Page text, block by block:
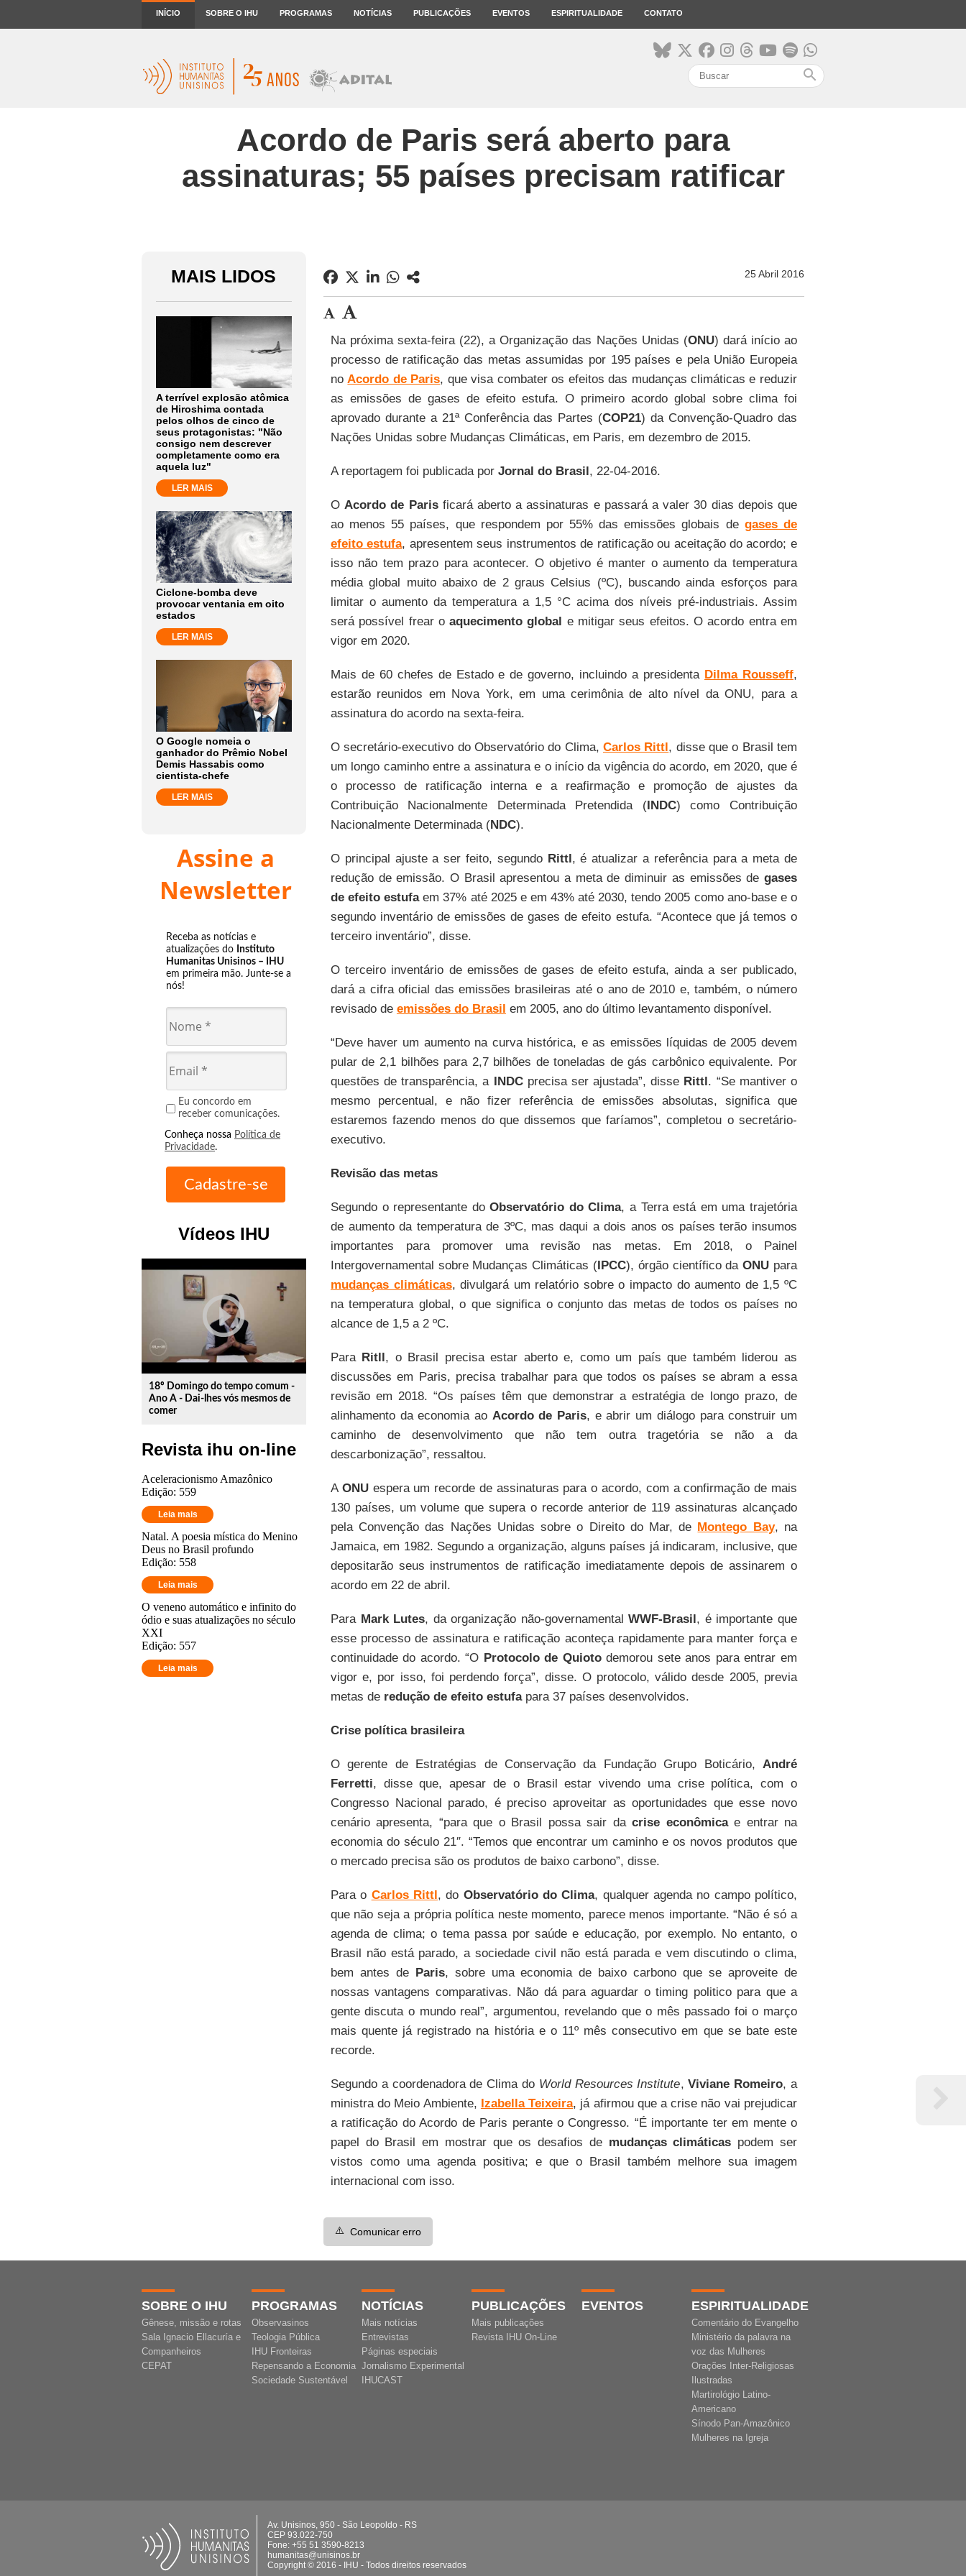
INÍCIO SOBRE O IHU PROGRAMAS NOTÍCIAS PUBLICAÇÕES EVENTOS ESPIRITUALIDADE CONTATO
search
Acordo de Paris será aberto para
assinaturas; 55 países precisam ratificar
MAIS LIDOS
A terrível explosão atômica
de Hiroshima contada
pelos olhos de cinco de
seus protagonistas: "Não
consigo nem descrever
completamente como era
aquela luz"
LER MAIS
Ciclone-bomba deve
provocar ventania em oito
estados
LER MAIS
O Google nomeia o
ganhador do Prêmio Nobel
Demis Hassabis como
cientista-chefe
LER MAIS
Assine a
Newsletter
Receba as notícias e
atualizações do Instituto
Humanitas Unisinos – IHU
em primeira mão. Junte-se a
nós!
Eu concordo em
receber comunicações.
Conheça nossa Política de
Privacidade.
Vídeos IHU
play_circle_outline
18º Domingo do tempo comum -
Ano A - Dai-lhes vós mesmos de
comer
Revista ihu on-line
Aceleracionismo Amazônico
Edição: 559
Leia mais
Natal. A poesia mística do Menino
Deus no Brasil profundo
Edição: 558
Leia mais
O veneno automático e infinito do
ódio e suas atualizações no século
XXI
Edição: 557
Leia mais
25 Abril 2016
Na próxima sexta-feira (22), a Organização das Nações Unidas (ONU) dará início ao
processo de ratificação das metas assumidas por 195 países e pela União Europeia
noAcordo de Paris, que visa combater os efeitos das mudanças climáticas e reduzir
as emissões de gases de efeito estufa. O primeiro acordo global sobre clima foi
aprovado durante a 21ª Conferência das Partes (COP21) da Convenção-Quadro das
Nações Unidas sobre Mudanças Climáticas, em Paris, em dezembro de 2015.
A reportagem foi publicada por Jornal do Brasil, 22-04-2016.
OAcordo de Parisficará aberto a assinaturas e passará a valer 30 dias depois que
ao menos 55 países, que respondem por 55% das emissões globais de gases de
efeito estufa, apresentem seus instrumentos de ratificação ou aceitação do acordo; e
isso não tem prazo para acontecer. O objetivo é manter o aumento da temperatura
média global muito abaixo de 2 graus Celsius (ºC), buscando ainda esforços para
limitar o aumento da temperatura a 1,5 °C acima dos níveis pré-industriais. Assim
será possível frear oaquecimento global e mitigar seus efeitos. O acordo entra em
vigor em 2020.
Mais de 60 chefes de Estado e de governo, incluindo a presidenta Dilma Rousseff,
estarão reunidos em Nova York, em uma cerimônia de alto nível da ONU, para a
assinatura do acordo na sexta-feira.
O secretário-executivo do Observatório do Clima, Carlos Rittl, disse que o Brasil tem
um longo caminho entre a assinatura e o início da vigência do acordo, em 2020, que é
o processo de ratificação interna e a reafirmação e promoção de ajustes da
Contribuição Nacionalmente Determinada Pretendida (INDC) como Contribuição
Nacionalmente Determinada (NDC).
O principal ajuste a ser feito, segundo Rittl, é atualizar a referência para a meta de
redução de emissão. O Brasil apresentou a meta de diminuir as emissões de gases
de efeito estufaem 37% até 2025 e em 43% até 2030, tendo 2005 como ano-base e o
segundo inventário de emissões de gases de efeito estufa. “Acontece que já temos o
terceiro inventário”, disse.
O terceiro inventário de emissões de gases de efeito estufa, ainda a ser publicado,
dará a cifra oficial das emissões brasileiras até o ano de 2010 e, também, o número
revisado de emissões do Brasil em 2005, ano do último levantamento disponível.
“Deve haver um aumento na curva histórica, e as emissões líquidas de 2005 devem
pular de 2,1 bilhões para 2,7 bilhões de toneladas de gás carbônico equivalente. Por
questões de transparência, a INDCprecisa ser ajustada”, disse Rittl. “Se mantiver o
mesmo percentual, e não fizer referência de emissões absolutas, significa que
estaremos fazendo menos do que dissemos que faríamos”, completou o secretário-
executivo.
Revisão das metas
Segundo o representante doObservatório do Clima, a Terra está em uma trajetória
de aumento da temperatura de 3ºC, mas daqui a dois anos os países terão insumos
importantes para promover uma revisão nas metas. Em 2018, o Painel
Intergovernamental sobre Mudanças Climáticas (IPCC), órgão científico daONU para
mudanças climáticas, divulgará um relatório sobre o impacto do aumento de 1,5 ºC
na temperatura global, o que significa o conjunto das metas de todos os países no
alcance de 1,5 a 2 ºC.
Para Ritll, o Brasil precisa estar aberto e, como um país que também liderou as
discussões em Paris, precisa trabalhar para que todos os países se abram a essa
revisão em 2018. “Os países têm que demonstrar a estratégia de longo prazo, de
alinhamento da economia ao Acordo de Paris, e abrir um diálogo para construir um
caminho de desenvolvimento que não tem outra tragetória se não a da
descarbonização”, ressaltou.
A ONUespera um recorde de assinaturas para o acordo, com a confirmação de mais
130 países, um volume que supera o recorde anterior de 119 assinaturas alcançado
pela Convenção das Nações Unidas sobre o Direito do Mar, de Montego Bay, na
Jamaica, em 1982. Segundo a organização, alguns países já indicaram, inclusive, que
depositarão seus instrumentos de ratificação imediatamente depois de assinarem o
acordo em 22 de abril.
Para Mark Lutes, da organização não-governamentalWWF-Brasil, é importante que
esse processo de assinatura e ratificação aconteça rapidamente para manter força e
continuidade do acordo. “O Protocolo de Quiotodemorou sete anos para entrar em
vigor e, por isso, foi perdendo força”, disse. O protocolo, válido desde 2005, previa
metas de redução de efeito estufapara 37 países desenvolvidos.
Crise política brasileira
O gerente de Estratégias de Conservação da Fundação Grupo Boticário, André
Ferretti, disse que, apesar de o Brasil estar vivendo uma crise política, com o
Congresso Nacional parado, é preciso aproveitar as oportunidades que esse novo
cenário apresenta, “para que o Brasil possa sair dacrise econômicae entrar na
economia do século 21″. “Temos que encontrar um caminho e os novos produtos que
o mercado precisa são os produtos de baixo carbono”, disse.
Para o Carlos Rittl, do Observatório do Clima, qualquer agenda no campo político,
que não seja a própria política neste momento, parece menos importante. “Não é só a
agenda de clima; o tema passa por saúde e educação, por exemplo. No entanto, o
Brasil não está parado, a sociedade civil não está parada e vem discutindo o clima,
bem antes de Paris, sobre uma economia de baixo carbono que se aproveite de
nossas vantagens comparativas. Não dá para aguardar o timing politico para que a
gente discuta o mundo real”, argumentou, revelando que o mês passado foi o março
mais quente já registrado na história e o 11º mês consecutivo em que se bate este
recorde.
Segundo a coordenadora de Clima do World Resources Institute,Viviane Romeiro, a
ministra do Meio Ambiente, Izabella Teixeira, já afirmou que a crise não vai prejudicar
a ratificação do Acordo de Paris perante o Congresso. “É importante ter em mente o
papel do Brasil em mostrar que os desafios de mudanças climáticas podem ser
vistos como uma agenda positiva; e que o Brasil também melhore sua imagem
internacional com isso.
⚠️ Comunicar erro
SOBRE O IHU
Gênese, missão e rotas
Sala Ignacio Ellacuría e
Companheiros
CEPAT
PROGRAMAS
Observasinos
Teologia Pública
IHU Fronteiras
Repensando a Economia
Sociedade Sustentável
NOTÍCIAS
Mais notícias
Entrevistas
Páginas especiais
Jornalismo Experimental
IHUCAST
PUBLICAÇÕES
Mais publicações
Revista IHU On-Line
EVENTOS ESPIRITUALIDADE
Comentário do Evangelho
Ministério da palavra na
voz das Mulheres
Orações Inter-Religiosas
Ilustradas
Martirológio Latino-
Americano
Sínodo Pan-Amazônico
Mulheres na Igreja
Av. Unisinos, 950 - São Leopoldo - RS
CEP 93.022-750
Fone: +55 51 3590-8213
humanitas@unisinos.br
Copyright © 2016 - IHU - Todos direitos reservados